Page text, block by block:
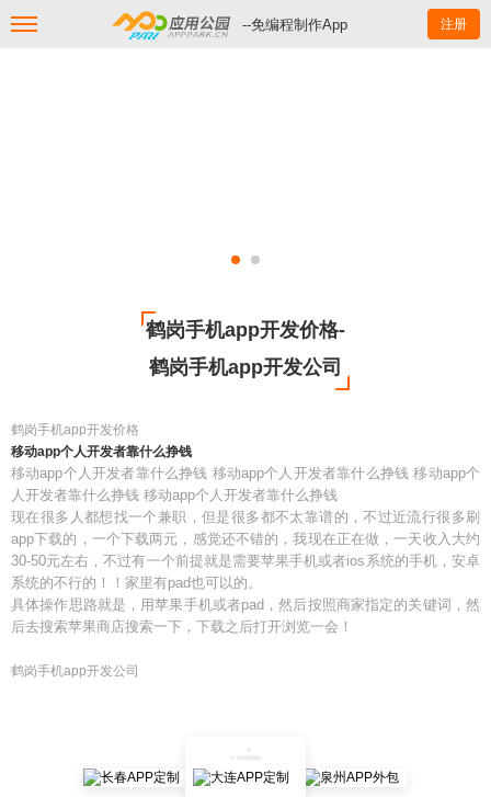
--免编程制作App 注册
鹤岗手机app开发价格-
鹤岗手机app开发公司
鹤岗手机app开发价格
移动app个人开发者靠什么挣钱
移动app个人开发者靠什么挣钱 移动app个人开发者靠什么挣钱 移动app个
人开发者靠什么挣钱 移动app个人开发者靠什么挣钱
现在很多人都想找一个兼职，但是很多都不太靠谱的，不过近流行很多刷
app下载的，一个下载两元，感觉还不错的，我现在正在做，一天收入大约
30-50元左右，不过有一个前提就是需要苹果手机或者ios系统的手机，安卓
系统的不行的！！家里有pad也可以的。
具体操作思路就是，用苹果手机或者pad，然后按照商家指定的关键词，然
后去搜索苹果商店搜索一下，下载之后打开浏览一会！
鹤岗手机app开发公司